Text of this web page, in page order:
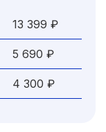
13 399 ₽
5 690 ₽
4 300 ₽